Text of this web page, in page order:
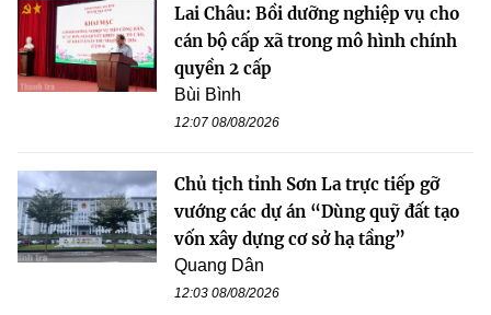
Lai Châu: Bồi dưỡng nghiệp vụ cho
cán bộ cấp xã trong mô hình chính
quyền 2 cấp
Bùi Bình
12:07 08/08/2026
Chủ tịch tỉnh Sơn La trực tiếp gỡ
vướng các dự án “Dùng quỹ đất tạo
vốn xây dựng cơ sở hạ tầng”
Quang Dân
12:03 08/08/2026